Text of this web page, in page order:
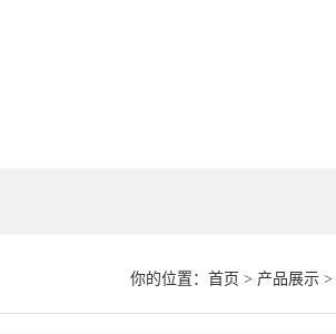
你的位置： 首页 > 产品展示>